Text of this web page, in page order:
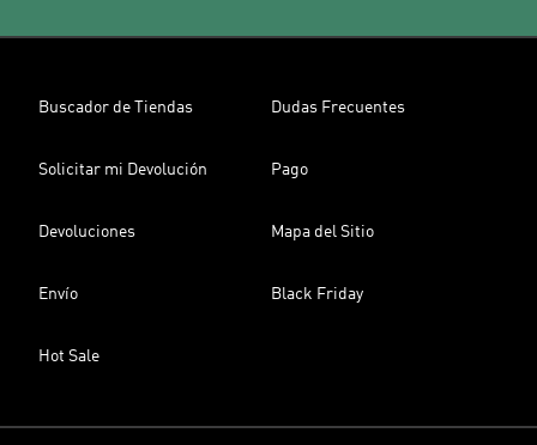
Buscador de Tiendas Dudas Frecuentes
Solicitar mi Devolución Pago
Devoluciones Mapa del Sitio
Envío Black Friday
Hot Sale